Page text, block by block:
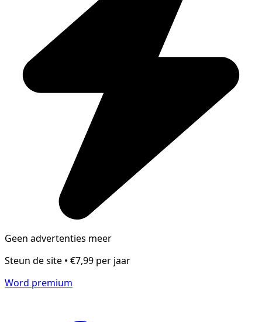
Geen advertenties meer
Steun de site • €7,99 per jaar
Word premium